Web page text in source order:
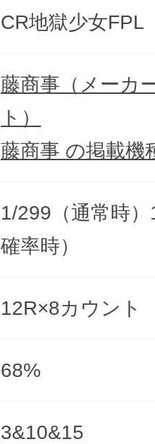
CR地獄少女FPL
藤商事（メーカ
ト）
藤商事 の掲載機
1/299（通常時
確率時）
12R×8カウント
68%
3&10&15